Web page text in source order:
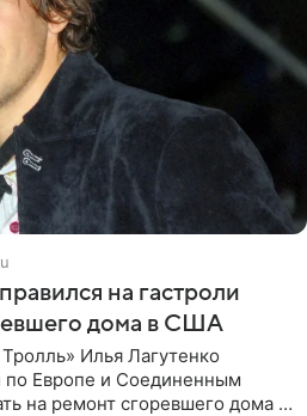
на гастроли
дома в США
Илья Лагутенко
по Европе и Соединенным
на ремонт сгоревшего дома в